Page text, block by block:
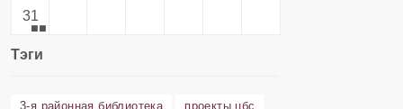
31
Тэги
3-я районная библиотека
проекты цбс